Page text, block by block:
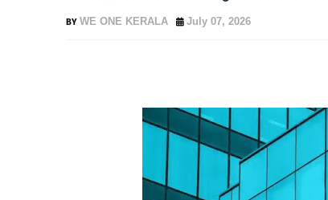
WE ONE KERALA July 07, 2026